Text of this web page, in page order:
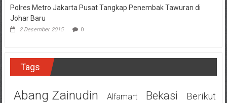
Polres Metro Jakarta Pusat Tangkap Penembak Tawuran di
Johar Baru
2 Desember 2015 0
Tags
Abang Zainudin Alfamart Bekasi
Berikut